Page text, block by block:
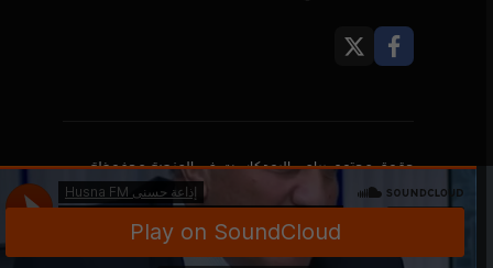
حقوق محتوى برامج البودكاست في المنصة محفوظة
لأصحابها ولا تعبر بالضرورة عن رأي بودكاست فلسطين